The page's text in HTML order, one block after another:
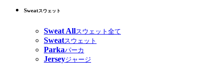
Sweatスウェット
Sweat Allスウェット全て
Sweatスウェット
Parkaパーカ
Jerseyジャージ